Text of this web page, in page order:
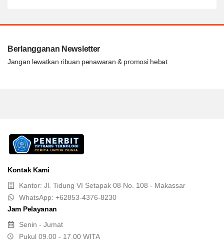
Berlangganan Newsletter
Jangan lewatkan ribuan penawaran & promosi hebat
Kontak Kami
Kantor: Jl. Tidung VI Setapak 08 No. 108 - Makassar
WhatsApp: +62853-4376-8230
Jam Pelayanan
Senin - Jumat
Pukul 09.00 - 17.00 WITA